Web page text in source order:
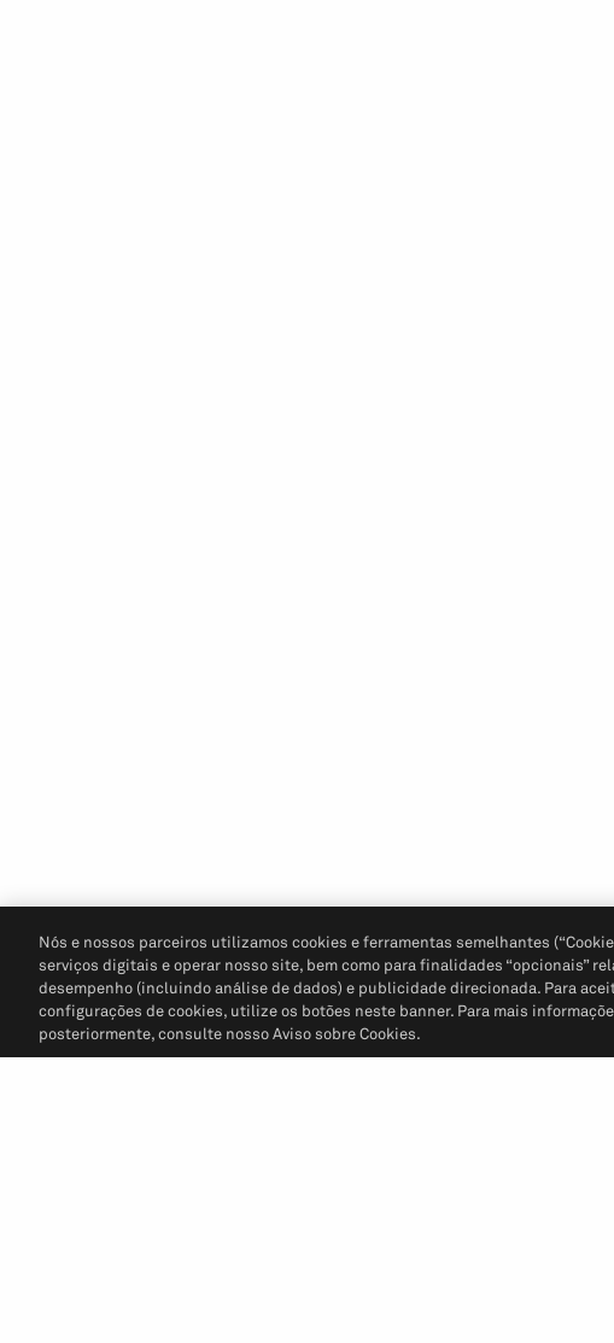
Nós e nossos parceiros utilizamos cookies e ferramentas semelhantes
serviços digitais e operar nosso site, bem como para finalidades “opcionais”
desempenho (incluindo análise de dados) e publicidade direcionada. Para
configurações de cookies, utilize os botões neste banner. Para mais
posteriormente, consulte nosso Aviso sobre Cookies.